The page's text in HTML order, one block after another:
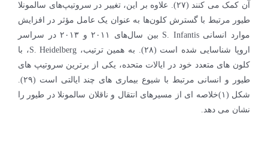
آن کمک می کنند (۲۷). علاوه بر این، تغییر در سروتیپ‌های سالمونلا
طیور مرتبط با گسترش کلون‌ها به عنوان یک عامل مؤثر در افزایش
موارد انسانی S. Infantis بین سال‌های ۲۰۱۱ و ۲۰۱۳ در سراسر
اروپا شناسایی شده است (۲۸). به همین ترتیب، S. Heidelberg، با
کلون های متعدد خود در ایالات متحده، یکی از برترین سروتیپ های
طیور و انسانی مرتبط با شیوع بیماری های چند ایالتی است (۲۹).
شکل (۱)خلاصه ای از مسیرهای انتقال و ناقلان سالمونلا در طیور را
نشان می دهد.